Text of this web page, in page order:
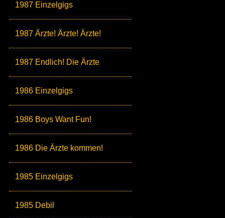
1987 Einzelgigs
1987 Ärzte! Ärzte! Ärzte!
1987 Endlich! Die Ärzte
1986 Einzelgigs
1986 Boys Want Fun!
1986 Die Ärzte kommen!
1985 Einzelgigs
1985 Debil